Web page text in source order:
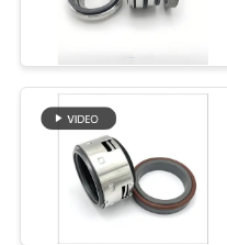
UNA
CITAZIONE
MAPPA
pompa